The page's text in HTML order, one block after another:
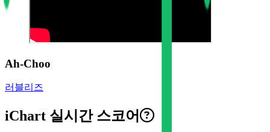
Ah-Choo
러블리즈
iChart 실시간 스코어